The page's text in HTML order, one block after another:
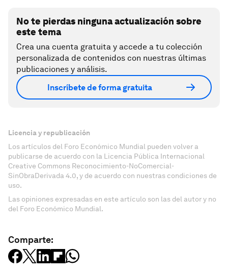
No te pierdas ninguna actualización sobre
este tema
Crea una cuenta gratuita y accede a tu colección
personalizada de contenidos con nuestras últimas
publicaciones y análisis.
Inscríbete de forma gratuita
Licencia y republicación
Los artículos del Foro Económico Mundial pueden volver a
publicarse de acuerdo con la Licencia Pública Internacional
Creative Commons Reconocimiento-NoComercial-
SinObraDerivada 4.0, y de acuerdo con nuestras condiciones de
uso.
Las opiniones expresadas en este artículo son las del autor y no
del Foro Económico Mundial.
Comparte: